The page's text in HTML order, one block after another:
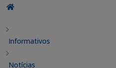
Informativos
Notícias